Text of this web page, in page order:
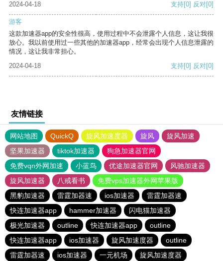
2024-04-18 支持[0] 反对[0]
游客
这款加速器app的安全性很高，使用过程中不会泄露个人信息，这让我很
放心。我以前使用过一些其他的加速器app，经常会出现个人信息泄露的
情况，这让我非常担心。
2024-04-18
支持[0] 反对[0]
友情链接
网站地图 QuickQ 旋风加速度器 旋风
旋风加速
坚果加速器
tiktok加速器
狗急加速器官网
免费vqn外网加速
小蓝鸟 优途加速器官网
风驰加速器
旋风加速器
八戒看书
免费vps加速器外网苹果版
黑豹加速器
雷霆加器速 ios加速器
雷霆加器速
快连加速器app
hammer加速器
闪电猫加速器
极光加速器
outline 快连加速器app
outline
快连加速器app
ios加速器 旋风加速度器
outline
雷霆加器速
ios加速器 一元机场 旋风加速度器